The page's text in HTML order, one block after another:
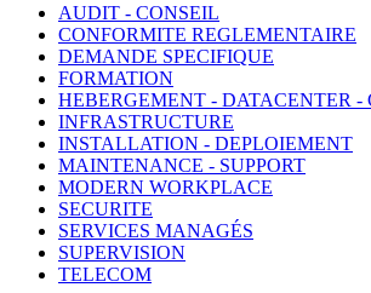
AUDIT - CONSEIL
CONFORMITE REGLEMENTAIRE
DEMANDE SPECIFIQUE
FORMATION
HEBERGEMENT - DATACENTER -
INFRASTRUCTURE
INSTALLATION - DEPLOIEMENT
MAINTENANCE - SUPPORT
MODERN WORKPLACE
SECURITE
SERVICES MANAGÉS
SUPERVISION
TELECOM